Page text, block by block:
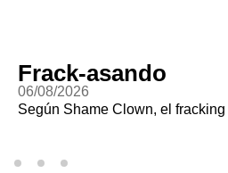
Frack-asando
06/08/2026
Según Shame Clown, el